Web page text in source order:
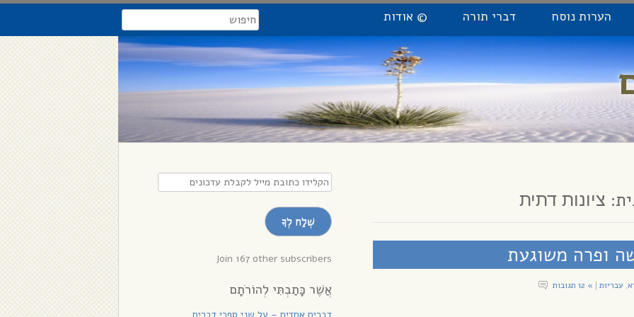
הערות נוסח דברי תורה © אודות search
ציונות דתית
ופרה משוגעת
, עבריוּת » 12 תגובות
הקלידו
כתובת
מייל
לקבלת
עדכונים
שְׁלַח לְךָ
Join 167 other subscribers
אֲשֶׁר כָּתַבְתִּי לְהוֹרֹתָם